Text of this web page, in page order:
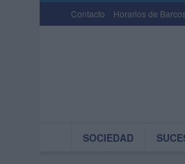
Contacto Horarios de
SOCIEDAD